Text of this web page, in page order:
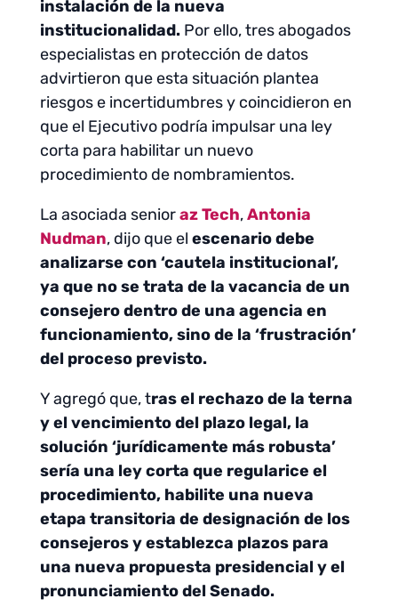
instalación de la nueva
institucionalidad.Por ello, tres abogados
especialistas en protección de datos
advirtieron que esta situación plantea
riesgos e incertidumbres y coincidieron en
que el Ejecutivo podría impulsar una ley
corta para habilitar un nuevo
procedimiento de nombramientos.
La asociada senioraz Tech,Antonia
Nudman, dijo que el escenario debe
analizarse con ‘cautela institucional’,
ya que no se trata de la vacancia de un
consejero dentro de una agencia en
funcionamiento, sino de la ‘frustración’
del proceso previsto.
Y agregó que, tras el rechazo de la terna
y el vencimiento del plazo legal, la
solución ‘jurídicamente más robusta’
sería una ley corta que regularice el
procedimiento, habilite una nueva
etapa transitoria de designación de los
consejeros y establezca plazos para
una nueva propuesta presidencial y el
pronunciamiento del Senado.